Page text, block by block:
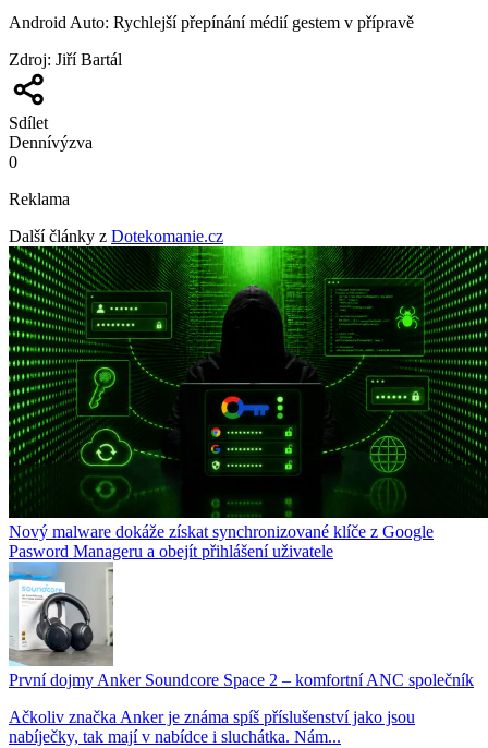
Android Auto: Rychlejší přepínání médií gestem v přípravě
Zdroj: Jiří Bartál
Sdílet
Dennívýzva
0
Reklama
Další články z Dotekomanie.cz
Nový malware dokáže získat synchronizované klíče z Google
Pasword Manageru a obejít přihlášení uživatele
První dojmy Anker Soundcore Space 2 – komfortní ANC společník
Ačkoliv značka Anker je známa spíš příslušenství jako jsou
nabíječky, tak mají v nabídce i sluchátka. Nám...